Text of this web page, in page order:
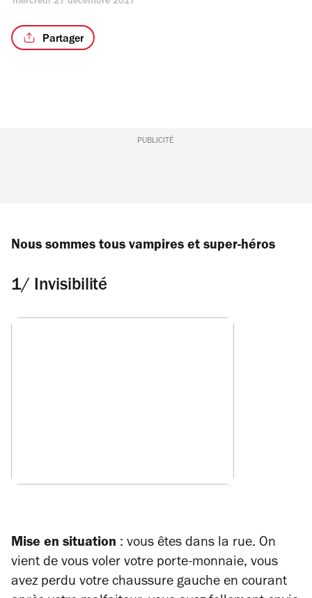
mercredi 27 décembre 2017
Partager
PUBLICITÉ
Nous sommes tous vampires et super-héros
1/ Invisibilité
Mise en situation : vous êtes dans la rue. On
vient de vous voler votre porte-monnaie, vous
avez perdu votre chaussure gauche en courant